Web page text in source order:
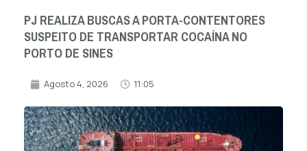
PJ REALIZA BUSCAS A PORTA-CONTENTORES
SUSPEITO DE TRANSPORTAR COCAÍNA NO
PORTO DE SINES
Agosto 4, 2026 11:05